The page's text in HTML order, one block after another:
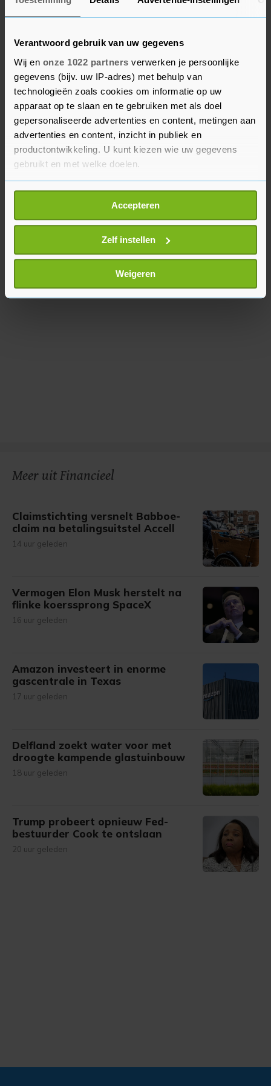
Verantwoord gebruik van uw gegevens
Wij en onze 1022 partners verwerken je persoonlijke
gegevens (bijv. uw IP-adres) met behulp van
technologieën zoals cookies om informatie op uw
apparaat op te slaan en te gebruiken met als doel
gepersonaliseerde advertenties en content, metingen aan
advertenties en content, inzicht in publiek en
productontwikkeling. U kunt kiezen wie uw gegevens
gebruikt en met welke doelen.
Als u het toestaat, willen we ook graag:
Informatie verzamelen over uw geografische
locatie, die tot een paar meter nauwkeurig kan zijn
Uw apparaat identificeren door het actief te
scannen op specifieke eigenschappen (fingerprinting)
Lees meer over hoe uw persoonlijke gegevens worden
verwerkt en stel uw voorkeuren in het
U kunt uw toestemming op elk moment wijzigen of
Accepteren
Zelf instellen
Weigeren
neemt.
Eerder annuleerde Finland, ook een EU-lidstaat,
nog een soortgelijk Russisch kerncentraleproject
naar aanleiding van de Russische inval in
Oekraïne. Hongarije heeft zich altijd verzet tegen
de pogingen van de EU om Rusland te isoleren en
sancties op te leggen. Anders dan andere EU-
landen heeft Hongarije ook bedongen dat het
meer gas van Rusland ontvangt daar waar
andere landen juist van de Russische
afhankelijkheid van gas af willen.
Meer uit Financieel
Claimstichting versnelt Babboe-
claim na betalingsuitstel Accell
14 uur geleden
Vermogen Elon Musk herstelt na
flinke koerssprong SpaceX
16 uur geleden
Amazon investeert in enorme
gascentrale in Texas
17 uur geleden
Delfland zoekt water voor met
droogte kampende glastuinbouw
18 uur geleden
Trump probeert opnieuw Fed-
bestuurder Cook te ontslaan
20 uur geleden